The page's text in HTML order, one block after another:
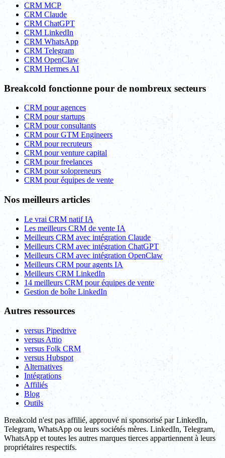
CRM MCP
CRM Claude
CRM ChatGPT
CRM LinkedIn
CRM WhatsApp
CRM Telegram
CRM OpenClaw
CRM Hermes AI
Breakcold fonctionne pour de nombreux secteurs
CRM pour agences
CRM pour startups
CRM pour consultants
CRM pour GTM Engineers
CRM pour recruteurs
CRM pour venture capital
CRM pour freelances
CRM pour solopreneurs
CRM pour équipes de vente
Nos meilleurs articles
Le vrai CRM natif IA
Les meilleurs CRM de vente IA
Meilleurs CRM avec intégration Claude
Meilleurs CRM avec intégration ChatGPT
Meilleurs CRM avec intégration OpenClaw
Meilleurs CRM pour agents IA
Meilleurs CRM LinkedIn
14 meilleurs CRM pour équipes de vente
Gestion de boîte LinkedIn
Autres ressources
versus Pipedrive
versus Attio
versus Folk CRM
versus Hubspot
Alternatives
Intégrations
Affiliés
Blog
Outils
Breakcold n'est pas affilié, approuvé ni sponsorisé par LinkedIn,
Telegram, WhatsApp ou leurs sociétés mères. LinkedIn, Telegram,
WhatsApp et toutes les autres marques tierces appartiennent à leurs
propriétaires respectifs.